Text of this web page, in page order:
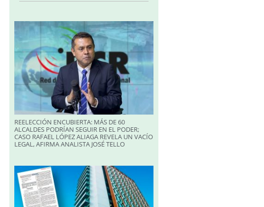
REELECCIÓN ENCUBIERTA: MÁS DE 60
ALCALDES PODRÍAN SEGUIR EN EL PODER;
CASO RAFAEL LÓPEZ ALIAGA REVELA UN VACÍO
LEGAL, AFIRMA ANALISTA JOSÉ TELLO